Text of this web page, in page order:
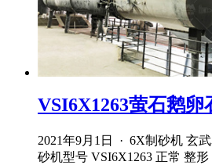
VSI6X1263萤石鹅卵
2021年9月1日 · 6X制砂机 玄
砂机型号 VSI6X1263 正常 整